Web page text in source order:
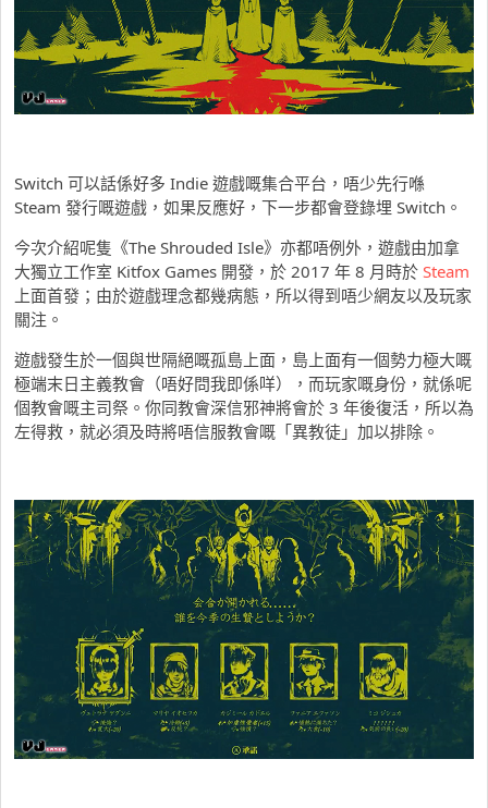
Switch 可以話係好多 Indie 遊戲嘅集合平台，唔少先行喺
Steam 發行嘅遊戲，如果反應好，下一步都會登錄埋 Switch。
今次介紹呢隻《The Shrouded Isle》亦都唔例外，遊戲由加拿
大獨立工作室 Kitfox Games 開發，於 2017 年 8 月時於 Steam
上面首發；由於遊戲理念都幾病態，所以得到唔少網友以及玩家
關注。
遊戲發生於一個與世隔絕嘅孤島上面，島上面有一個勢力極大嘅
極端末日主義教會（唔好問我即係咩），而玩家嘅身份，就係呢
個教會嘅主司祭。你同教會深信邪神將會於 3 年後復活，所以為
左得救，就必須及時將唔信服教會嘅「異教徒」加以排除。